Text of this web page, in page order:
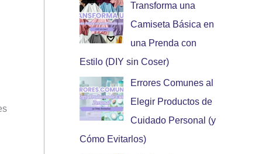
Transforma una
Camiseta Básica en
una Prenda con
Estilo (DIY sin Coser)
Errores Comunes al
Elegir Productos de
Cuidado Personal (y
Cómo Evitarlos)